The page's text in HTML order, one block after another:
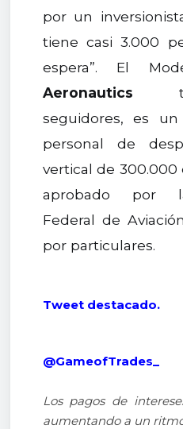
por un
tiene casi 3.000
espera”. El
Aeronautics
seguidores, es
personal de
vertical de 300.000
aprobado por
Federal de
por particulares.
Tweet destacado.
@GameofTrades_
Los pagos de
aumentando a un